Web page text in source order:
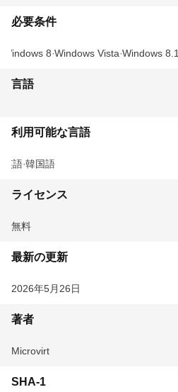
必要条件
Windows 8 Windows Vista Windows 8.1
言語
利用可能な言語
英語 韓国語
ライセンス
無料
最新の更新
2026年5月26日
著者
Microvirt
SHA-1